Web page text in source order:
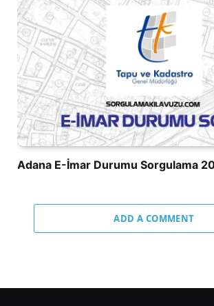
Adana E-İmar Durumu Sorgulama
ADD A COMMENT